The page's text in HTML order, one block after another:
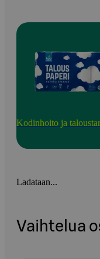
Kodinhoito ja
Ladataan...
Vaihtelua